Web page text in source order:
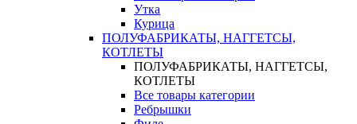
Утка
Курица
ПОЛУФАБРИКАТЫ, НАГГЕТСЫ,
КОТЛЕТЫ
ПОЛУФАБРИКАТЫ, НАГГЕТСЫ,
КОТЛЕТЫ
Все товары категории
Ребрышки